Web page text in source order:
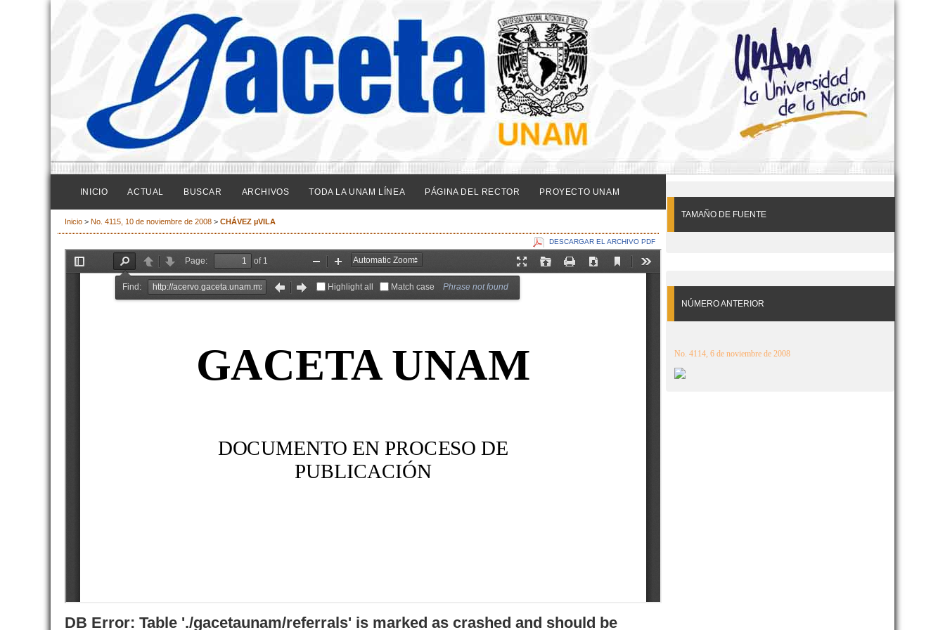
TAMAÑO DE FUENTE
NÚMERO ANTERIOR
No. 4114, 6 de noviembre de 2008
INICIO ACTUAL BUSCAR ARCHIVOS TODA LA UNAM LÍNEA PÁGINA DEL RECTOR PROYECTO UNAM
Inicio > No. 4115, 10 de noviembre de 2008 > CHÁVEZ µVILA
DESCARGAR EL ARCHIVO PDF
DB Error: Table './gacetaunam/referrals' is marked as crashed and should be